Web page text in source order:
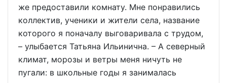
же предоставили комнату. Мне понравились
коллектив, ученики и жители села, название
которого я поначалу выговаривала с трудом,
– улыбается Татьяна Ильинична. – А северный
климат, морозы и ветры меня ничуть не
пугали: в школьные годы я занималась